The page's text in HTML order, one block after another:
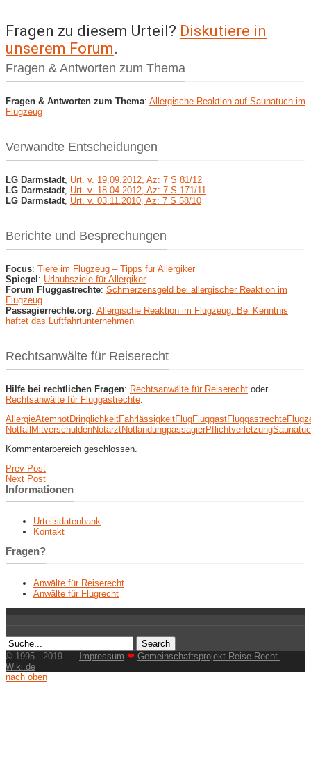
Fragen zu diesem Urteil? Diskutiere in
unserem Forum.
Fragen & Antworten zum Thema
Fragen & Antworten zum Thema: Allergische Reaktion auf Saunatuch im
Flugzeug
Verwandte Entscheidungen
LG Darmstadt Urt. v. 19.09.2012, Az: 7 S 81/12
LG Darmstadt Urt. v. 18.04.2012, Az: 7 S 171/11
LG Darmstadt Urt. v. 03.11.2010, Az: 7 S 58/10
Berichte und Besprechungen
Focus: Tiere im Flugzeug – Tipps für Allergiker
Spiegel: Urlaubsziele für Allergiker
Forum Fluggastrechte: Schmerzensgeld bei allergischer Reaktion im
Flugzeug
Passagierrechte.org: Allergische Reaktion im Flugzeug: Bei Kenntnis
haftet das Luftfahrtunternehmen
Rechtsanwälte für Reiserecht
Hilfe bei rechtlichen Fragen: Rechtsanwälte für Reiserecht oder
Rechtsanwälte für Fluggastrechte
AllergieAtemnotDringlichkeitFahrlässigkeitFlugFluggastFluggastrechte
NotfallMitverschuldenNotarztNotlandungpassagierPflichtverletzung
Kommentarbereich geschlossen.
Prev Post
Next Post
Informationen
Urteilsdatenbank
Kontakt
Fragen?
Anwälte für Reiserecht
Anwälte für Flugrecht
© 1995 - 2019 Impressum ❤ Gemeinschaftsprojekt Reise-Recht-
Wiki.de
nach oben